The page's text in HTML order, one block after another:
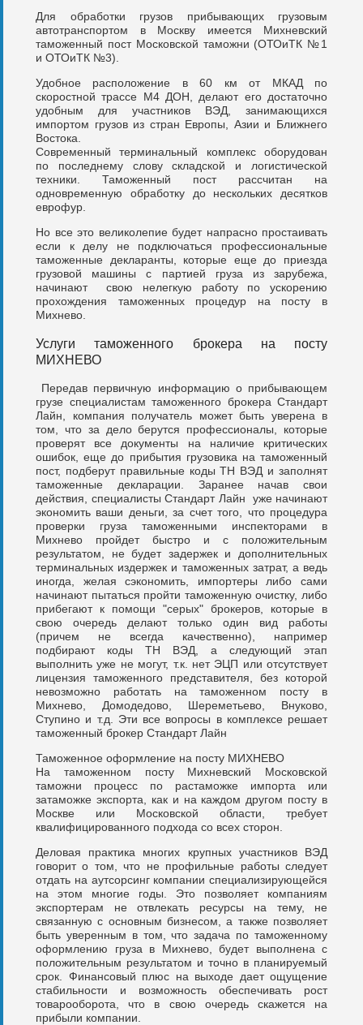
Для обработки грузов прибывающих грузовым
автотранспортом в Москву имеется Михневский
таможенный пост Московской таможни (ОТОиТК №1
и ОТОиТК №3).
Удобное расположение в 60 км от МКАД по
скоростной трассе М4 ДОН, делают его достаточно
удобным для участников ВЭД, занимающихся
импортом грузов из стран Европы, Азии и Ближнего
Востока.
Современный терминальный комплекс оборудован
по последнему слову складской и логистической
техники. Таможенный пост рассчитан на
одновременную обработку до нескольких десятков
еврофур.
Но все это великолепие будет напрасно простаивать
если к делу не подключаться профессиональные
таможенные декларанты, которые еще до приезда
грузовой машины с партией груза из зарубежа,
начинают свою нелегкую работу по ускорению
прохождения таможенных процедур на посту в
Михнево.
Услуги таможенного брокера на посту
МИХНЕВО
Передав первичную информацию о прибывающем
грузе специалистам таможенного брокера Стандарт
Лайн, компания получатель может быть уверена в
том, что за дело берутся профессионалы, которые
проверят все документы на наличие критических
ошибок, еще до прибытия грузовика на таможенный
пост, подберут правильные коды ТН ВЭД и заполнят
таможенные декларации. Заранее начав свои
действия, специалисты Стандарт Лайн уже начинают
экономить ваши деньги, за счет того, что процедура
проверки груза таможенными инспекторами в
Михнево пройдет быстро и с положительным
результатом, не будет задержек и дополнительных
терминальных издержек и таможенных затрат, а ведь
иногда, желая сэкономить, импортеры либо сами
начинают пытаться пройти таможенную очистку, либо
прибегают к помощи "серых" брокеров, которые в
свою очередь делают только один вид работы
(причем не всегда качественно), например
подбирают коды ТН ВЭД, а следующий этап
выполнить уже не могут, т.к. нет ЭЦП или отсутствует
лицензия таможенного представителя, без которой
невозможно работать на таможенном посту в
Михнево, Домодедово, Шереметьево, Внуково,
Ступино и т.д. Эти все вопросы в комплексе решает
таможенный брокер Стандарт Лайн
Таможенное оформление на посту МИХНЕВО
На таможенном посту Михневский Московской
таможни процесс по растаможке импорта или
затаможке экспорта, как и на каждом другом посту в
Москве или Московской области, требует
квалифицированного подхода со всех сторон.
Деловая практика многих крупных участников ВЭД
говорит о том, что не профильные работы следует
отдать на аутсорсинг компании специализирующейся
на этом многие годы. Это позволяет компаниям
экспортерам не отвлекать ресурсы на тему, не
связанную с основным бизнесом, а также позволяет
быть уверенным в том, что задача по таможенному
оформлению груза в Михнево, будет выполнена с
положительным результатом и точно в планируемый
срок. Финансовый плюс на выходе дает ощущение
стабильности и возможность обеспечивать рост
товарооборота, что в свою очередь скажется на
прибыли компании.